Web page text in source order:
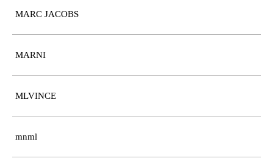
MARC JACOBS
MARNI
MLVINCE
mnml